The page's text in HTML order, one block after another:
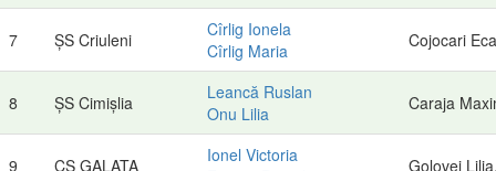
7 ȘS Criuleni
Cîrlig Ionela
Cîrlig Maria
Cojocari
8 ȘS Cimișlia
Leancă Ruslan
Onu Lilia
Caraja
9 CS GALATA
Ionel Victoria
Golovei